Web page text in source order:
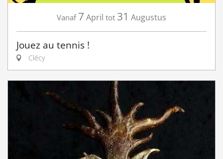
Vanaf 7 April tot 31 Augustus
Jouez au tennis !
Clécy